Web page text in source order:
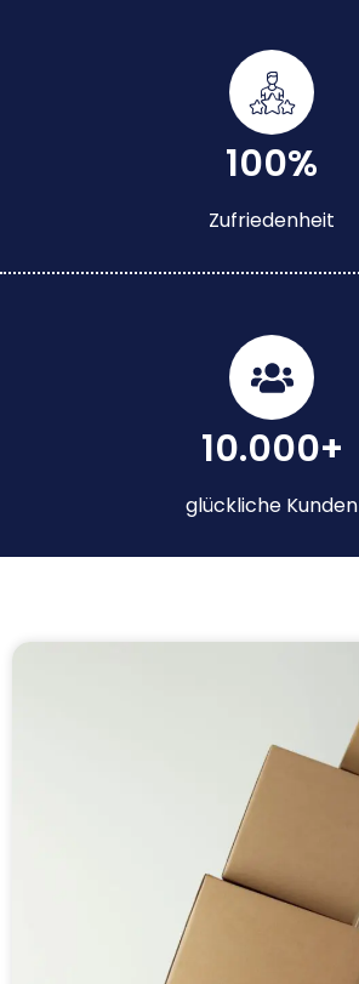
100%
Zufriedenheit
10.000+
glückliche Kunden